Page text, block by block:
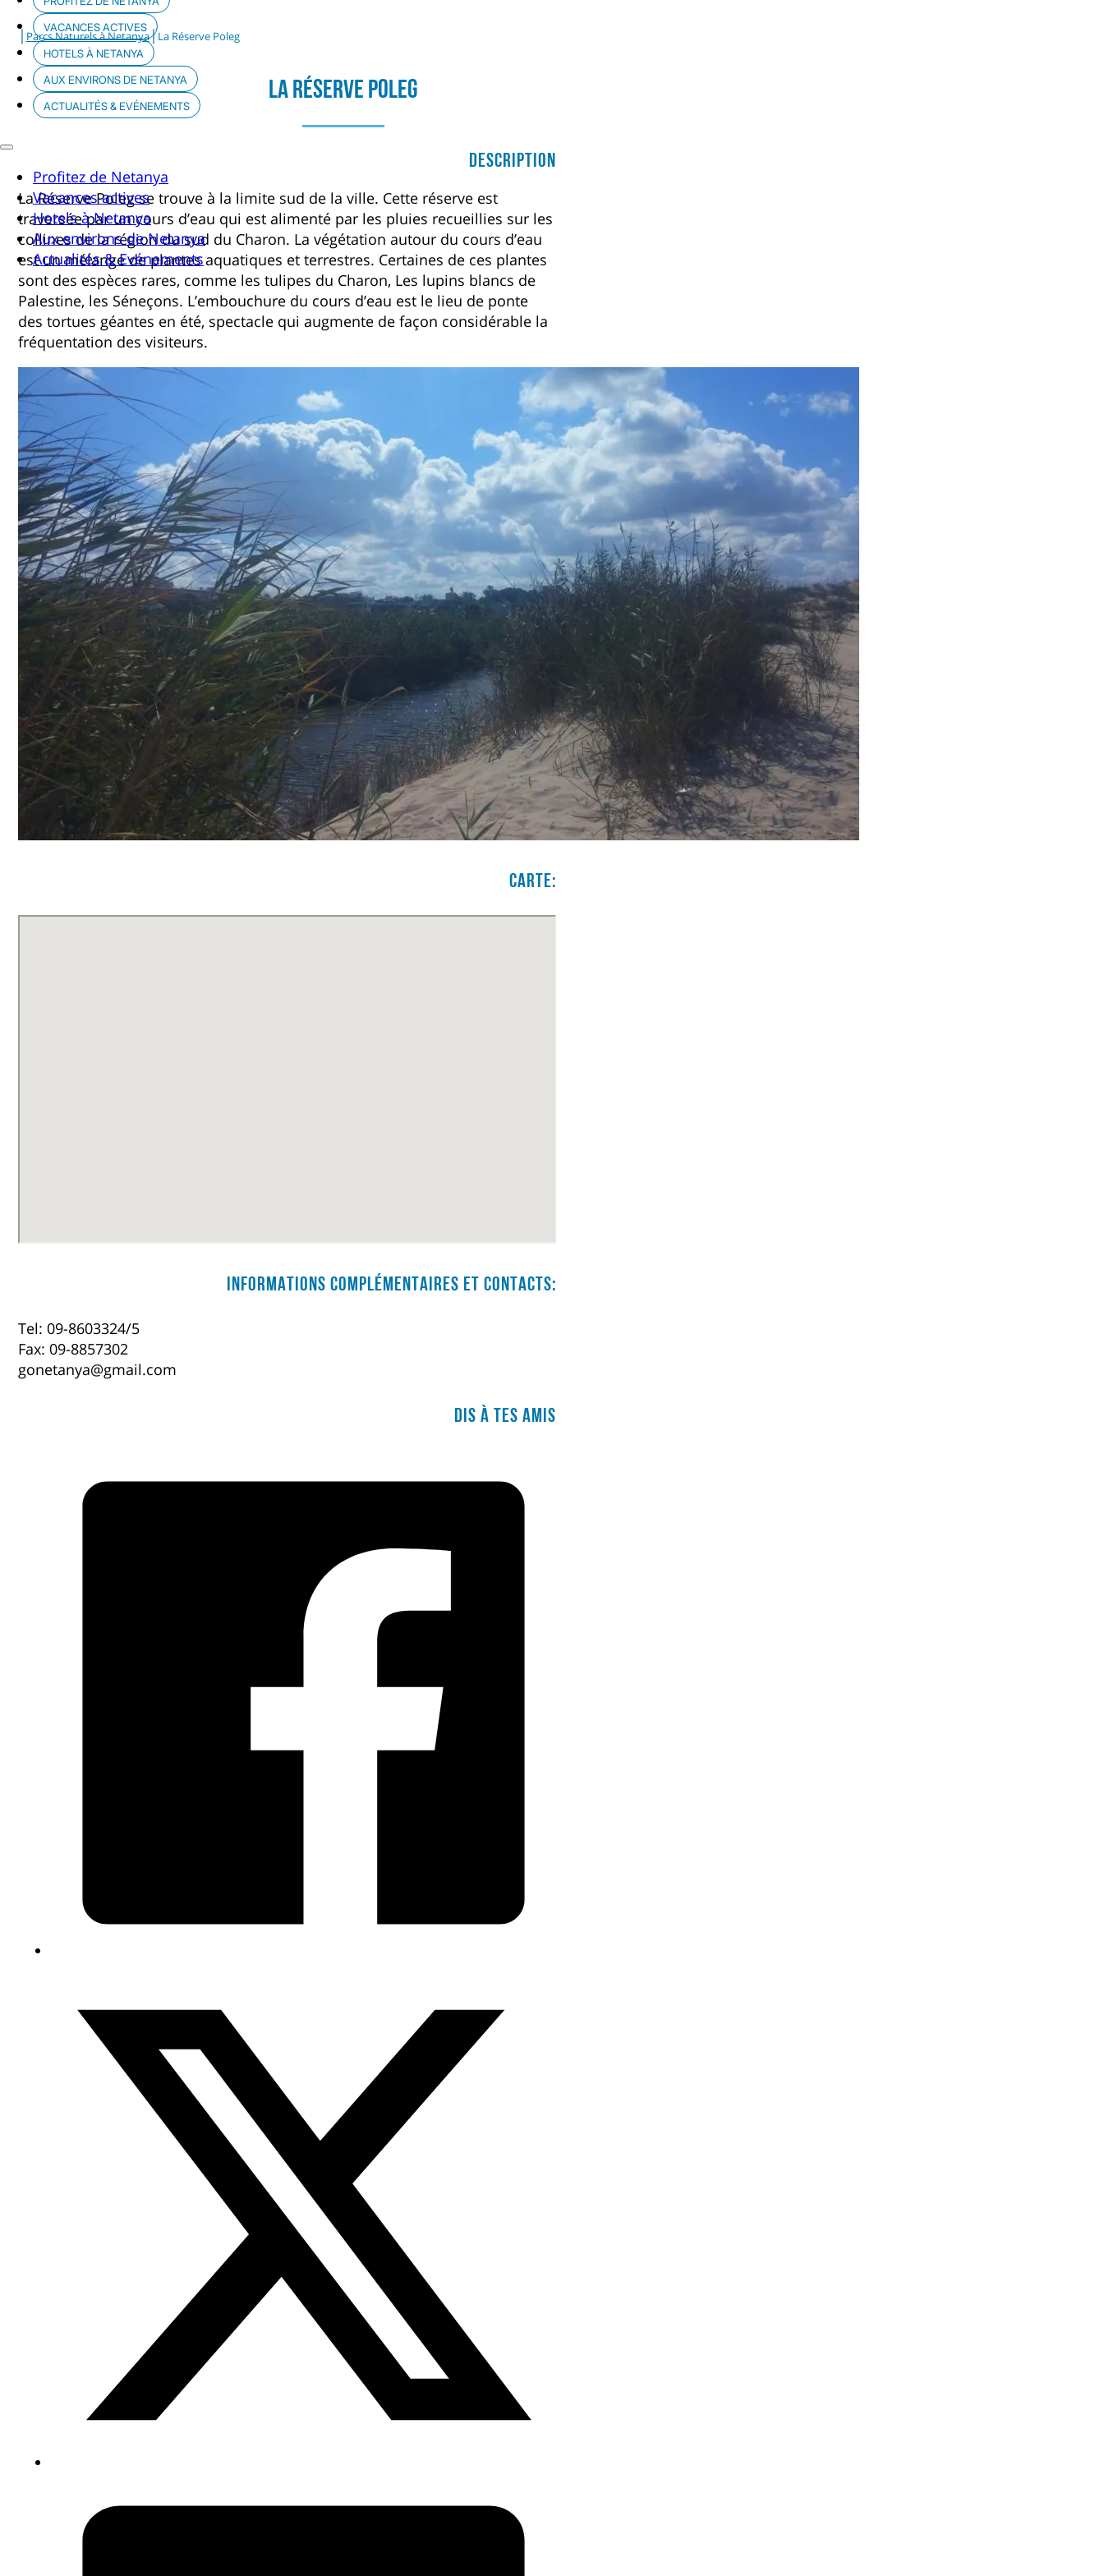
VACANCES ACTIVES
HOTELS À NETANYA
AUX ENVIRONS DE NETANYA
ACTUALITÉS & EVÉNEMENTS
Profitez de Netanya
Vacances actives
Hotels à Netanya
Aux environs de Netanya
Actualités & Evénements
| Parcs Naturels à Netanya|La Réserve Poleg
La Réserve Poleg
Description
La Réserve Poleg se trouve à la limite sud de la ville. Cette réserve est
traversée par un cours d’eau qui est alimenté par les pluies recueillies sur les
collines de la région du sud du Charon. La végétation autour du cours d’eau
est un mélange de plantes aquatiques et terrestres. Certaines de ces plantes
sont des espèces rares, comme les tulipes du Charon, Les lupins blancs de
Palestine, les Séneçons. L’embouchure du cours d’eau est le lieu de ponte
des tortues géantes en été, spectacle qui augmente de façon considérable la
fréquentation des visiteurs.
Carte:
Informations complémentaires et contacts:
Tel: 09-8603324/5
Fax: 09-8857302
gonetanya@gmail.com
Dis à tes amis